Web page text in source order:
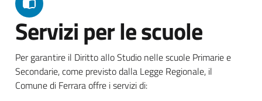
Servizi per le scuole
Per garantire il Diritto allo Studio nelle scuole Primarie e
Secondarie, come previsto dalla Legge Regionale, il
Comune di Ferrara offre i servizi di: